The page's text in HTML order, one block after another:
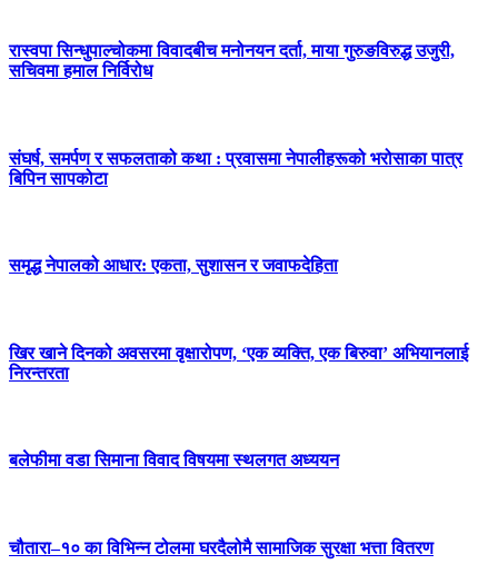
रास्वपा सिन्धुपाल्चोकमा विवादबीच मनोनयन दर्ता, माया गुरुङविरुद्ध उजुरी,
सचिवमा हमाल निर्विरोध
संघर्ष, समर्पण र सफलताको कथा : प्रवासमा नेपालीहरूको भरोसाका पात्र
बिपिन सापकोटा
समृद्ध नेपालको आधार: एकता, सुशासन र जवाफदेहिता
खिर खाने दिनको अवसरमा वृक्षारोपण, ‘एक व्यक्ति, एक बिरुवा’ अभियानलाई
निरन्तरता
बलेफीमा वडा सिमाना विवाद विषयमा स्थलगत अध्ययन
चौतारा–१० का विभिन्न टोलमा घरदैलोमै सामाजिक सुरक्षा भत्ता वितरण